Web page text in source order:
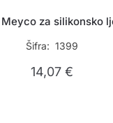
za silikonsko
Šifra: 1399
14,07 €